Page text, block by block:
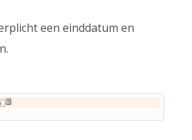
een einddatum en